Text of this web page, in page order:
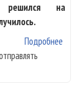
решился на
Подробнее